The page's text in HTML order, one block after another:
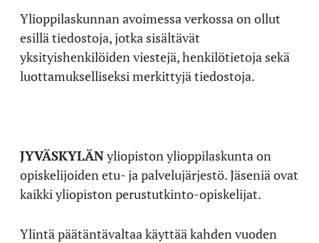
Ylioppilaskunnan avoimessa verkossa on ollut
esillä tiedostoja, jotka sisältävät
yksityishenkilöiden viestejä, henkilötietoja sekä
luottamukselliseksi merkittyjä tiedostoja.
JYVÄSKYLÄNyliopiston ylioppilaskunta on
opiskelijoiden etu- ja palvelujärjestö. Jäseniä ovat
kaikki yliopiston perustutkinto-opiskelijat.
Ylintä päätäntävaltaa käyttää kahden vuoden